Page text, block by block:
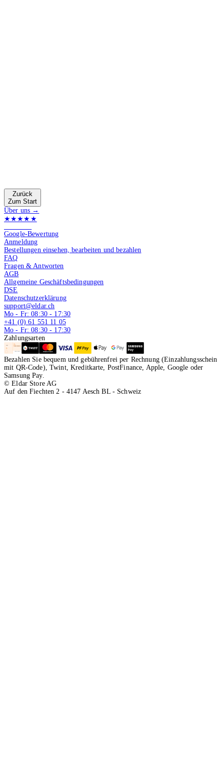
Zurück
Zum Start
Über uns →
★★★★★
Google-Bewertung
Anmeldung
Bestellungen einsehen, bearbeiten und bezahlen
FAQ
Fragen & Antworten
AGB
Allgemeine Geschäftsbedingungen
DSE
Datenschutzerklärung
support@eldar.ch
Mo - Fr: 08:30 - 17:30
+41 (0) 61 551 11 05
Mo - Fr: 08:30 - 17:30
Zahlungsarten
Bezahlen Sie bequem und gebührenfrei per Rechnung (Einzahlungsschein
mit QR-Code), Twint, Kreditkarte, PostFinance, Apple, Google oder
Samsung Pay.
© Eldar Store AG
Auf den Fiechten 2 - 4147 Aesch BL - Schweiz